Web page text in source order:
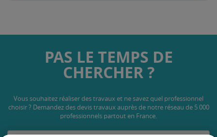
PAS LE TEMPS DE
CHERCHER ?
Vous souhaitez réaliser des travaux et ne savez quel professionnel
choisir ? Demandez des devis travaux auprès de notre réseau de 5 000
professionnels partout en France.